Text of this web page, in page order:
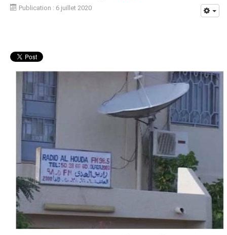
Publication : 6 juillet 2020